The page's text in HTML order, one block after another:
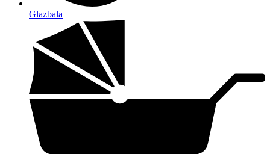
Glazbala